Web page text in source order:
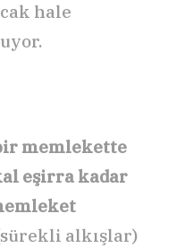
hale
memlekette
eşirra kadar
alkışlar)